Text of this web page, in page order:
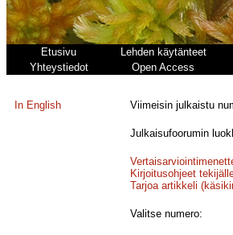
Etusivu Lehden käytänteet
Yhteystiedot
Open Access
In English Viimeisin julkaistu
Julkaisufoorumin
Kirjoitusohjeet
Tarjoa artikkeli
Valitse numero: